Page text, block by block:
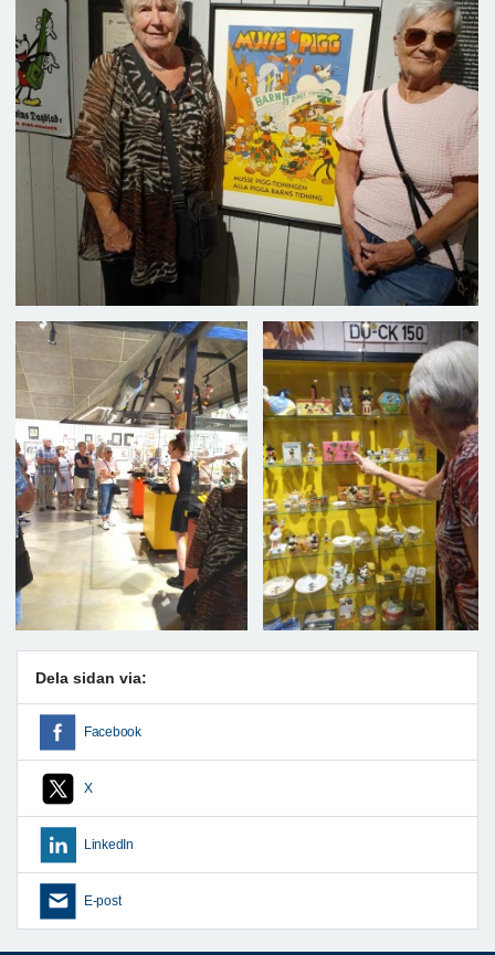
Dela sidan via:
Facebook
X
LinkedIn
E-post